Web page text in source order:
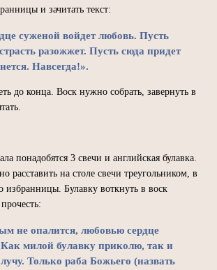
и зачитать текст:
суженой войдет любовь. Пусть
разожжет. Пусть сюда придет
Навсегда!».
до конца. Воск нужно собрать, завернуть в
понадобятся 3 свечи и английская булавка.
расставить на столе свечи треугольником, в
избранницы. Булавку воткнуть в воск
не опалится, любовью сердце
милой булавку приколю, так и
Только раба Божьего (назвать